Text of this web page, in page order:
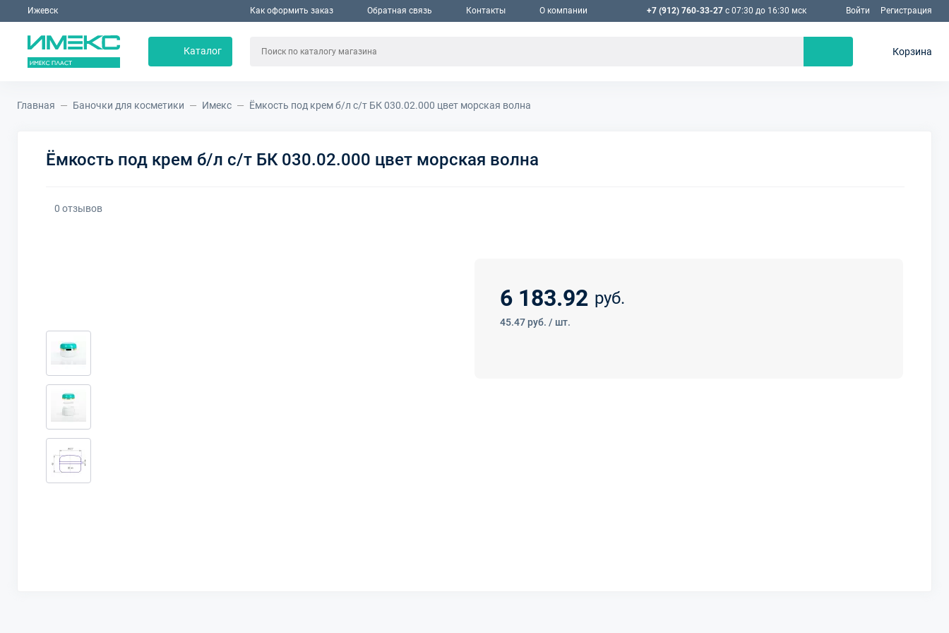
Ижевск Как оформить заказ Обратная связь Контакты О компании +7 (912) 760-33-27 с 07:30 до 16:30 мск Войти Регистрация
Каталог Корзина
Главная Баночки для косметики Имекс Ёмкость под крем б/л с/т БК 030.02.000 цвет морская волна
Ёмкость под крем б/л с/т БК 030.02.000 цвет морская волна
0 отзывов
6 183.92 руб.
45.47руб. / шт.